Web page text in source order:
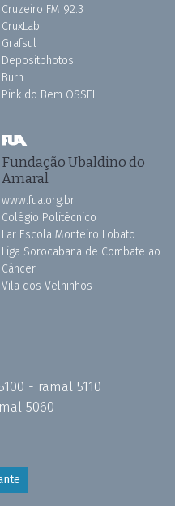
Cruzeiro FM 92.3
CruxLab
Grafsul
Depositphotos
Burh
Pink do Bem OSSEL
Fundação Ubaldino do
Amaral
www.fua.org.br
Colégio Politécnico
Lar Escola Monteiro Lobato
Liga Sorocabana de Combate ao
Câncer
Vila dos Velhinhos
- ramal 5110
5060